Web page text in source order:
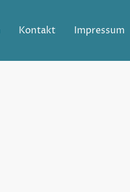
Kontakt Impressum